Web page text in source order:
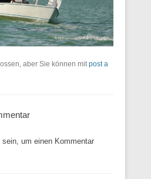
aber Sie können mitpost a
sein, um einen Kommentar